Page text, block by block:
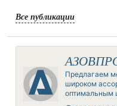
Все публикации
Предлагаем
широком
оптимальным